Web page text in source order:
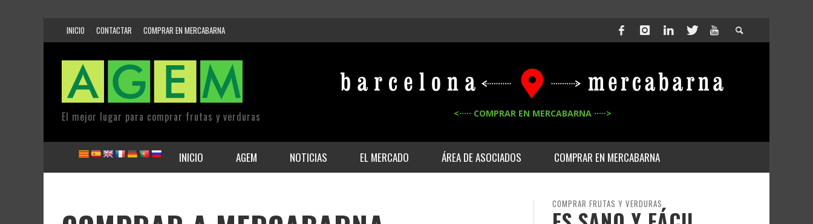
INICIO CONTACTAR COMPRAR EN MERCABARNA
El mejor lugar para comprar frutas y verduras <····· COMPRAR EN MERCABARNA ·····>
INICIO AGEM NOTICIAS EL MERCADO ÁREA DE ASOCIADOS COMPRAR EN MERCABARNA
COMPRAR FRUTAS Y VERDURAS